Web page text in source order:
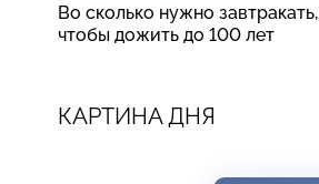
Во сколько нужно завтракать,
чтобы дожить до 100 лет
КАРТИНА ДНЯ